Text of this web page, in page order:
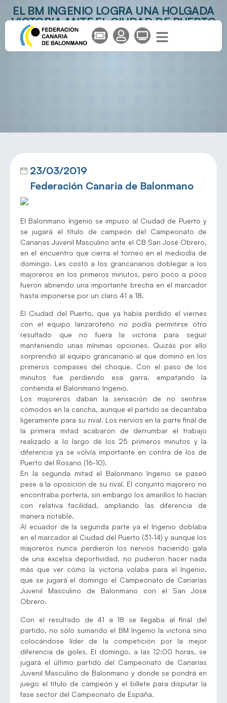
EL BM INGENIO LOGRA UNA HOLGADA
VICTORIA ANTE EL CIUDAD DE PUERTO
23/03/2019
Federación Canaria de Balonmano
El Balonmano Ingenio se impuso al Ciudad de Puerto y
se jugará el título de campeón del Campeonato de
Canarias Juvenil Masculino ante el CB San José Obrero,
en el encuentro que cierra el torneo en el mediodía de
domingo. Les costó a los grancanarios doblegar a los
majoreros en los primeros minutos, pero poco a poco
fueron abriendo una importante brecha en el marcador
hasta imponerse por un claro 41 a 18.
El Ciudad del Puerto, que ya había perdido el viernes
con el equipo lanzaroteño no podía permitirse otro
resultado que no fuera la victoria para seguir
manteniendo unas mínimas opciones. Quizás por ello
sorprendió al equipo grancanario al que dominó en los
primeros compases del choque. Con el paso de los
minutos fue perdiendo esa garra, empatando la
contienda el Balonmano Ingenio.
Los majoreros daban la sensación de no sentirse
cómodos en la cancha, aunque el partido se decantaba
ligeramente para su rival. Los nervios en la parte final de
la primera mitad acabaron de derrumbar el trabajo
realizado a lo largo de los 25 primeros minutos y la
diferencia ya se volvía importante en contra de los de
Puerto del Rosario (16-10).
En la segunda mitad el Balonmano Ingenio se paseó
pese a la oposición de su rival. El conjunto majorero no
encontraba portería, sin embargo los amarillos lo hacían
con relativa facilidad, ampliando las diferencia de
manera notable.
Al ecuador de la segunda parte ya el Ingenio doblaba
en el marcador al Ciudad del Puerto (31-14) y aunque los
majoreros nunca perdieron los nervios haciendo gala
de una excelsa deportividad, no pudieron hacer nada
más que ver cómo la victoria volaba para el Ingenio,
que se jugará el domingo el Campeonato de Canarias
Juvenil Masculino de Balonmano con el San José
Obrero.
Con el resultado de 41 a 18 se llegaba al final del
partido, no sólo sumando el BM Ingenio la victoria sino
colocándose líder de la competición por la mejor
diferencia de goles. El domingo, a las 12:00 horas, se
jugará el último partido del Campeonato de Canarias
Juvenil Masculino de Balonmano y donde se pondrá en
juego el título de campeón y el billete para disputar la
fase sector del Campeonato de España.